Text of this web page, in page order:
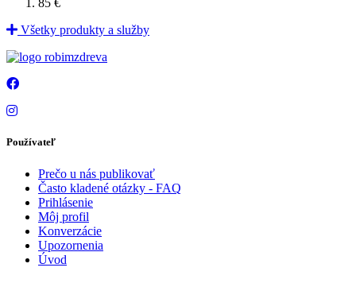
85 €
Všetky produkty a služby
Používateľ
Prečo u nás publikovať
Často kladené otázky - FAQ
Prihlásenie
Môj profil
Konverzácie
Upozornenia
Úvod